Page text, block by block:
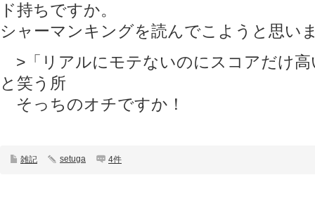
ド持ちですか。
シャーマンキングを読んでこようと思
>「リアルにモテないのにスコアだけ
と笑う所
そっちのオチですか！
雑記 setuga 4件